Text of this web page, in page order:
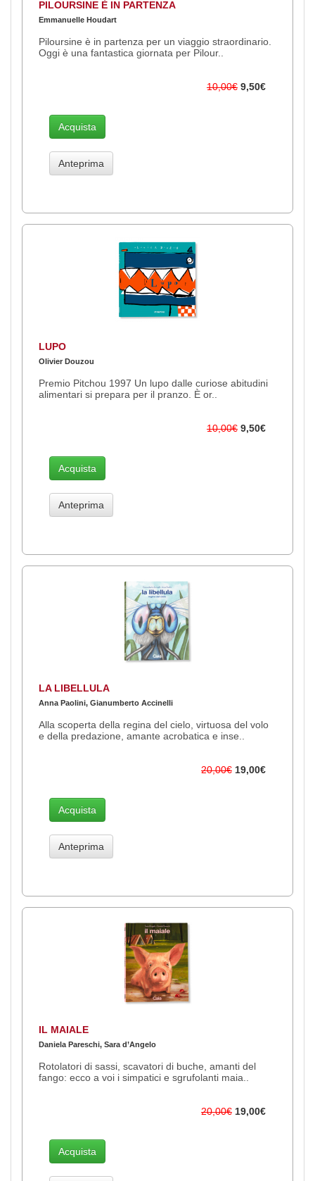
PILOURSINE È IN PARTENZA
Emmanuelle Houdart
Piloursine è in partenza per un viaggio straordinario.
Oggi è una fantastica giornata per Pilour..
10,00€ 9,50€
Acquista
Anteprima
LUPO
Olivier Douzou
Premio Pitchou 1997 Un lupo dalle curiose abitudini
alimentari si prepara per il pranzo. È or..
10,00€ 9,50€
Acquista
Anteprima
LA LIBELLULA
Anna Paolini, Gianumberto Accinelli
Alla scoperta della regina del cielo, virtuosa del volo
e della predazione, amante acrobatica e inse..
20,00€ 19,00€
Acquista
Anteprima
IL MAIALE
Daniela Pareschi, Sara d’Angelo
Rotolatori di sassi, scavatori di buche, amanti del
fango: ecco a voi i simpatici e sgrufolanti maia..
20,00€ 19,00€
Acquista